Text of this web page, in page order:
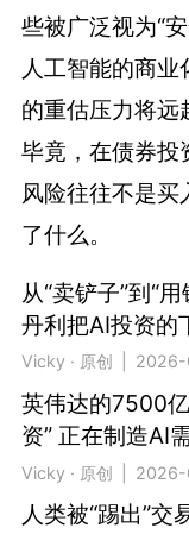
些被广泛视为“
人工智能的商
的重估压力将远
毕竟，在债券投
风险往往不是
了什么。
从“卖铲子”到“
丹利把AI投资的
两条线
Vicky · 原创 |
英伟达的7500
资” 正在制造AI
Vicky · 原创 |
人类被“踢出”交